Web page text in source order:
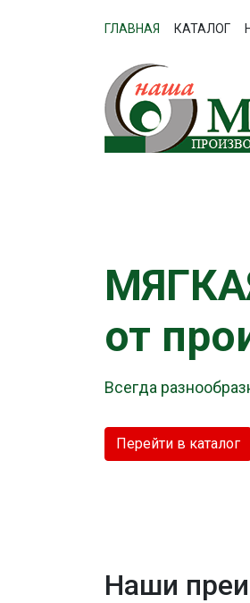
ГЛАВНАЯ КАТАЛОГ
от
Всегда
Перейти в каталог
Наши